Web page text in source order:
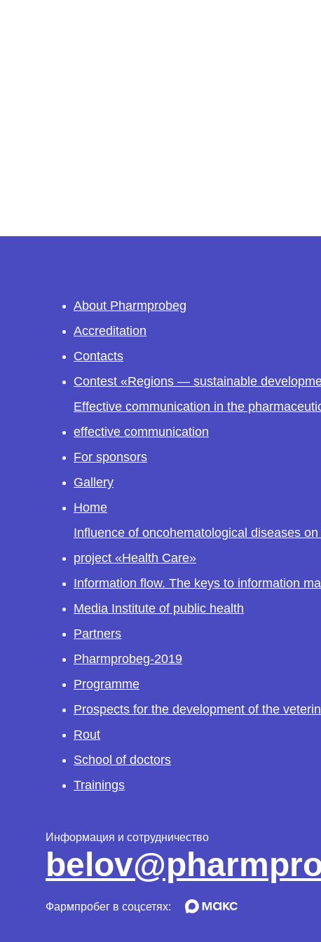
About Pharmprobeg
Accreditation
Contacts
Contest «Regions — sustainable
Effective communication in the
effective communication
For sponsors
Gallery
Home
Influence of oncohematological diseases
project «Health Care»
Information flow. The keys to information
Media Institute of public health
Partners
Pharmprobeg-2019
Programme
Prospects for the development of the
Rout
School of doctors
Trainings
Информация и сотрудничество
Фармпробег в соцсетях: